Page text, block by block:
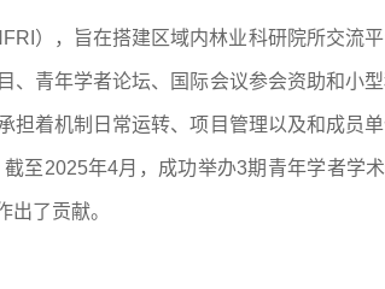
），旨在搭建区域内林业科研院所交流平
青年学者论坛、国际会议参会资助和小
着机制日常运转、项目管理以及和成员
至2025年4月，成功举办3期青年学者学
了贡献。